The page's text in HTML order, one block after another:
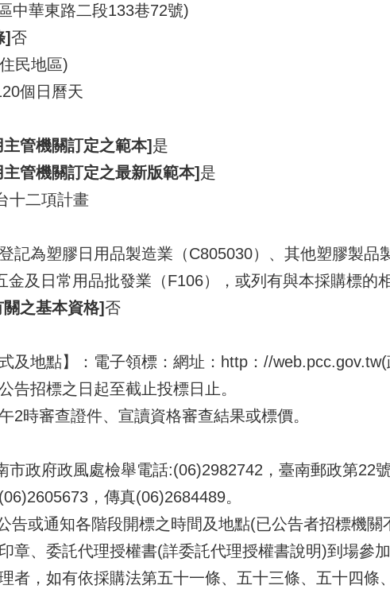
中華東路二段133巷72號)
]否
民地區)
個日曆天
管機關訂定之範本] 是
管機關訂定之最新版範本] 是
十二項計畫
記為塑膠日用品製造業（C805030）、其他塑膠製品
金及日常用品批發業（F106），或列有與本採購標的
之基本資格]否
及地點】：電子領標：網址：http：//
告招標之日起至截止投標日止。
2時審查證件、宣讀資格審查結果或標價。
市政府政風處檢舉電話:(06)2982742，臺南郵政第22
，傳真(06)2684489。
告或通知各階段開標之時間及地點(已公告者招標機
章、委託代理授權書(詳委託代理授權書說明)到場參
者，如有依採購法第五十一條、五十三條、五十四條